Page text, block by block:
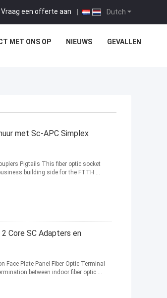
Dutch
Vraag een offerte aan |
MET ONS OP NIEUWS GEVALLEN
met Sc-APC Simplex
Pigtails This fiber optic socket
building side for the FTTH ...
Core SC Adapters en
Face Plate Panel Fiber Optic Terminal
between indoor fiber optic ...